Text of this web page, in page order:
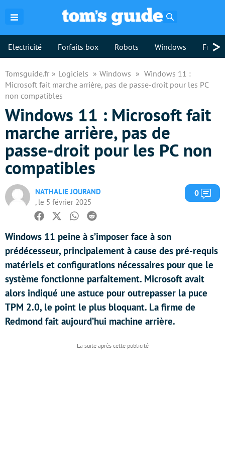
Electricité Forfaits box Robots Windows >
Tomsguide.fr Logiciels Windows
Windows 11 :
Microsoft fait marche arrière, pas de passe-droit pour les PC
non compatibles
Windows 11 : Microsoft fait
marche arrière, pas de
passe-droit pour les PC non
compatibles
NATHALIE JOURAND
, le 5 février 2025
0
Facebook
TwitterWhatsapp
Reddit
Windows 11 peine à s’imposer face à son
prédécesseur, principalement à cause des pré-requis
matériels et configurations nécessaires pour que le
système fonctionne parfaitement. Microsoft avait
alors indiqué une astuce pour outrepasser la puce
TPM 2.0, le point le plus bloquant. La firme de
Redmond fait aujourd’hui machine arrière.